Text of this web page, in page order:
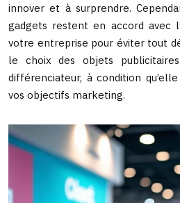
innover et à surprendre.
gadgets restent en accord avec
votre entreprise pour éviter tout
le choix des objets
différenciateur, à condition
vos objectifs marketing.